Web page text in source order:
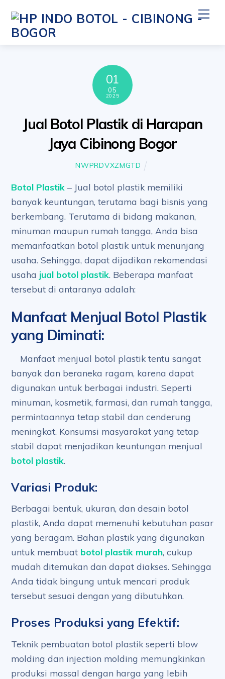
content
01
05
2025
Jual Botol Plastik di Harapan
Jaya Cibinong Bogor
NWPRDVXZMGTD
Botol Plastik – Jual botol plastik memiliki
banyak keuntungan, terutama bagi bisnis yang
berkembang. Terutama di bidang makanan,
minuman maupun rumah tangga, Anda bisa
memanfaatkan botol plastik untuk menunjang
usaha. Sehingga, dapat dijadikan rekomendasi
usaha jual botol plastik. Beberapa manfaat
tersebut di antaranya adalah:
Manfaat Menjual Botol Plastik
yang Diminati:
Manfaat menjual botol plastik tentu sangat
banyak dan beraneka ragam, karena dapat
digunakan untuk berbagai industri. Seperti
minuman, kosmetik, farmasi, dan rumah tangga,
permintaannya tetap stabil dan cenderung
meningkat. Konsumsi masyarakat yang tetap
stabil dapat menjadikan keuntungan menjual
botol plastik.
Variasi Produk:
Berbagai bentuk, ukuran, dan desain botol
plastik, Anda dapat memenuhi kebutuhan pasar
yang beragam. Bahan plastik yang digunakan
untuk membuat botol plastik murah, cukup
mudah ditemukan dan dapat diakses. Sehingga
Anda tidak bingung untuk mencari produk
tersebut sesuai dengan yang dibutuhkan.
Proses Produksi yang Efektif:
Teknik pembuatan botol plastik seperti blow
molding dan injection molding memungkinkan
produksi massal dengan harga yang lebih